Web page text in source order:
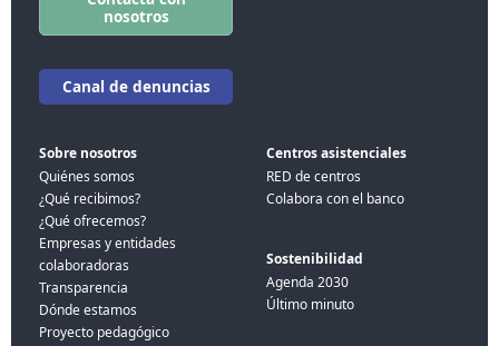
nosotros
Canal de denuncias
Sobre nosotros
Quiénes somos
¿Qué recibimos?
¿Qué ofrecemos?
Empresas y entidades
colaboradoras
Transparencia
Dónde estamos
Proyecto pedagógico
Centros asistenciales
RED de centros
Colabora con el banco
Sostenibilidad
Agenda 2030
Último minuto